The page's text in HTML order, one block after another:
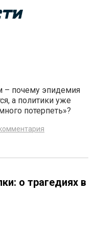
– почему эпидемия
а политики уже
потерпеть»?
о трагедиях в